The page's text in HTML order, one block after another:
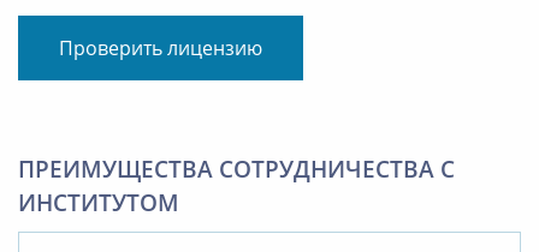
Проверить лицензию
ПРЕИМУЩЕСТВА СОТРУДНИЧЕСТВА С
ИНСТИТУТОМ